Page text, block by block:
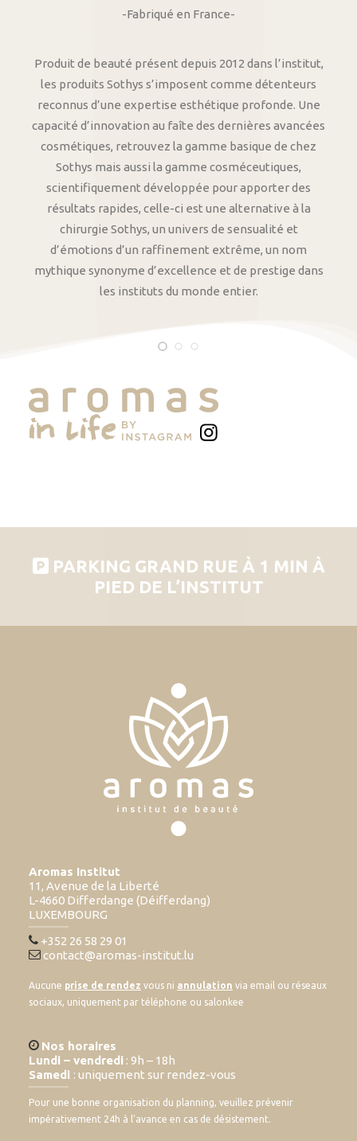
-Fabriqué en France-
Produit de beauté présent depuis 2012 dans l’institut,
les produits Sothys s’imposent comme détenteurs
reconnus d’une expertise esthétique profonde. Une
capacité d’innovation au faîte des dernières avancées
cosmétiques, retrouvez la gamme basique de chez
Sothys mais aussi la gamme cosméceutiques,
scientifiquement développée pour apporter des
résultats rapides, celle-ci est une alternative à la
chirurgie Sothys, un univers de sensualité et
d’émotions d’un raffinement extrême, un nom
mythique synonyme d’excellence et de prestige dans
les instituts du monde entier.
PARKING GRAND RUE À 1 MIN À
PIED DE L’INSTITUT
Aromas Institut
11, Avenue de la Liberté
L-4660 Differdange (Déifferdang)
LUXEMBOURG
+352 26 58 29 01
contact@aromas-institut.lu
Aucune prise de rendez vous ni annulation via email ou réseaux
sociaux, uniquement par téléphone ou salonkee
Nos horaires
Lundi – vendredi : 9h – 18h
Samedi : uniquement sur rendez-vous
Pour une bonne organisation du planning, veuillez prévenir
impérativement 24h à l’avance en cas de désistement.